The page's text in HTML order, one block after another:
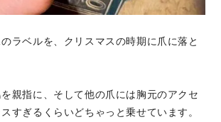
ラベルを、クリスマスの時期に爪に落と
親指に、そして他の爪には胸元のアクセ
すぎるくらいどちゃっと乗せています。